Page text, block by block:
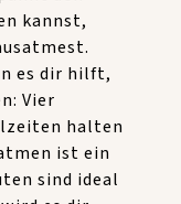
kannst,
es dir hilft,
Vier
halten
ist ein
sind ideal